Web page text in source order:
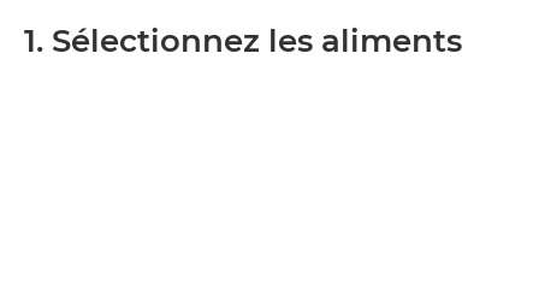
1. Sélectionnez les aliments